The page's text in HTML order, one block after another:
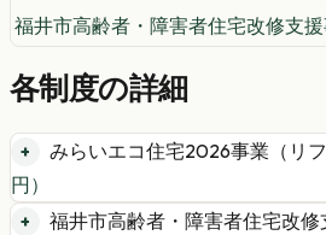
福井市高齢者・障害者住宅改修支
各制度の詳細
みらいエコ住宅2026事業（リフ
円）
福井市高齢者・障害者住宅改修